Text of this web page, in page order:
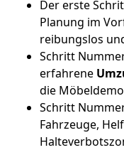
Der erste
Planung im
reibungslos
Schritt
erfahrene
die
Schritt
Fahrzeuge,